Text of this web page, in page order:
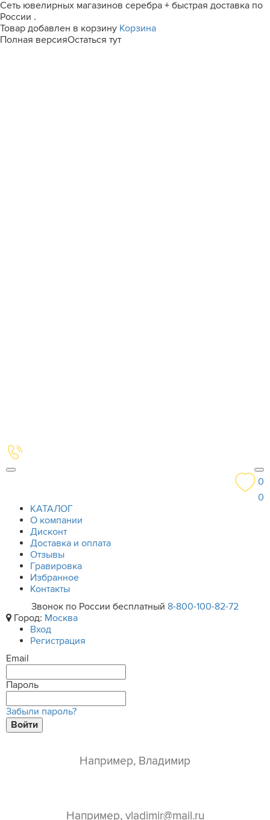
Сеть ювелирных магазинов серебра + быстрая доставка по
России .
Товар добавлен в корзину Корзина
Полная версияОстаться тут
0
0
КАТАЛОГ
О компании
Дисконт
Доставка и оплата
Отзывы
Гравировка
Избранное
Контакты
Звонок по России бесплатный 8-800-100-82-72
Город: Москва
Вход
Регистрация
Email
Пароль
Забыли пароль?
Войти